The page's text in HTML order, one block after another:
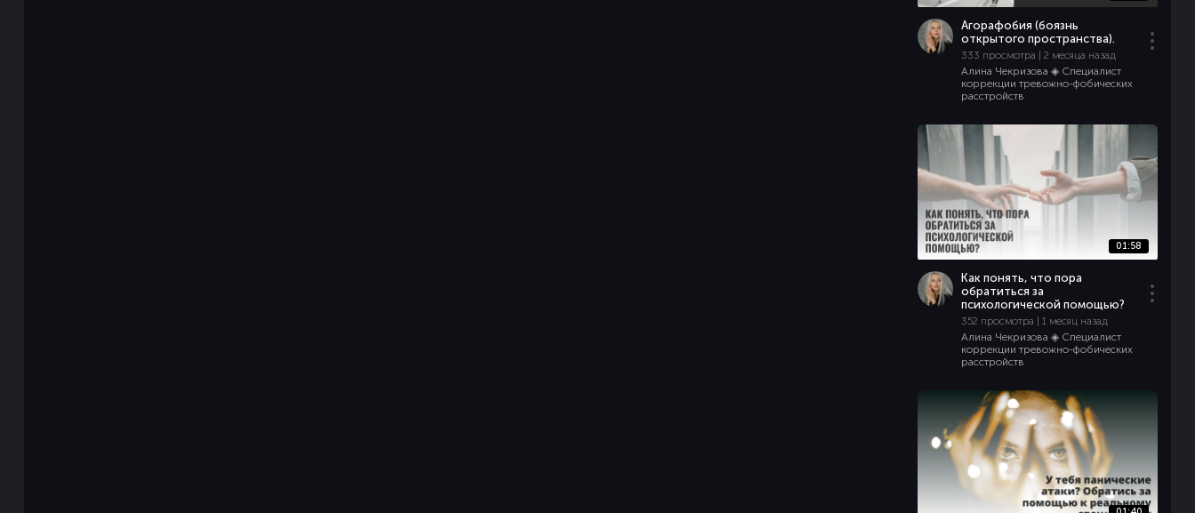
Агорафобия (боязнь
открытого пространства).
333 просмотра | 2 месяца назад
Алина Чекризова ◈ Специалист
коррекции тревожно-фобических
расстройств
01:58
Как понять, что пора
обратиться за
психологической помощью?
352 просмотра | 1 месяц назад
Алина Чекризова ◈ Специалист
коррекции тревожно-фобических
расстройств